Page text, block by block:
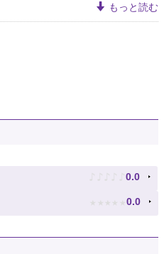
もっと読む
♪ ♪ ♪ ♪ ♪ 0.0
★ ★ ★ ★ ★ 0.0